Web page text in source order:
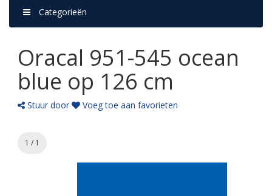
Categorieën
Oracal 951-545 ocean
blue op 126 cm
Stuur door Voeg toe aan favorieten
1 / 1